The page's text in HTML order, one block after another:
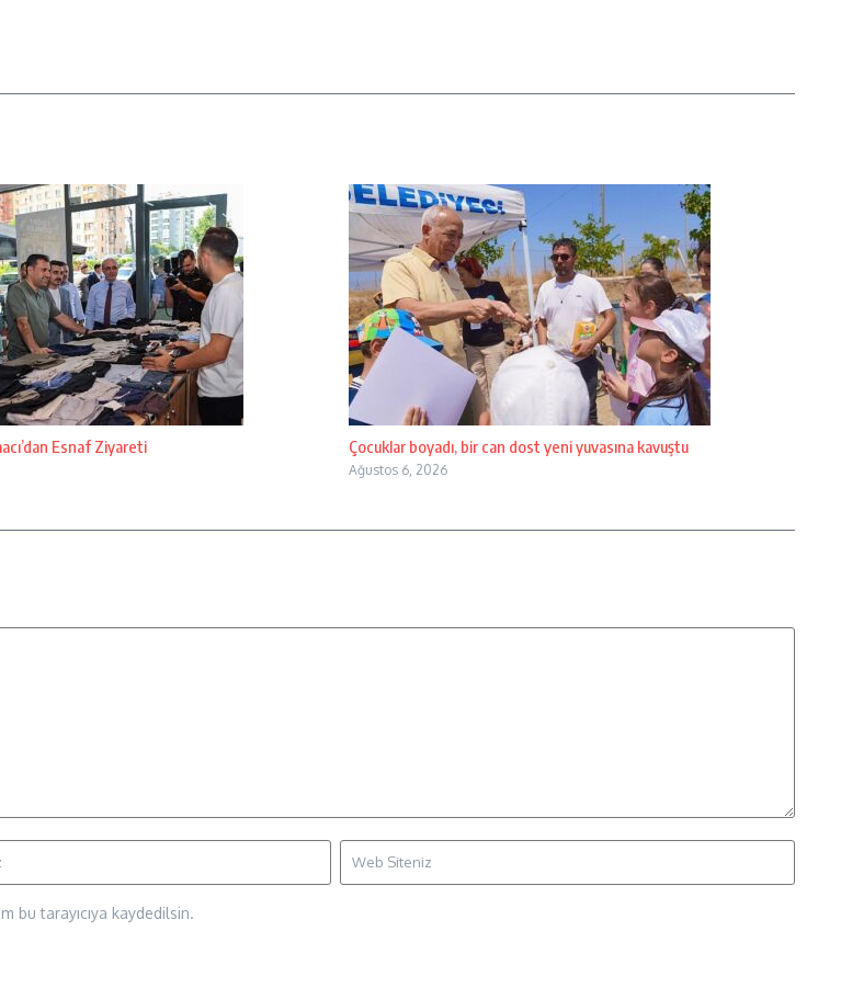
Esnaf Ziyareti Çocuklar boyadı, bir can dost yeni yuvasına kavuştu
Ağustos 6, 2026
bu tarayıcıya kaydedilsin.